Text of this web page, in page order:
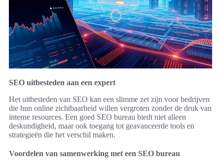
SEO uitbesteden aan een expert
Het uitbesteden van SEO kan een slimme zet zijn voor bedrijven
die hun online zichtbaarheid willen vergroten zonder de druk van
interne resources. Een goed SEO bureau biedt niet alleen
deskundigheid, maar ook toegang tot geavanceerde tools en
strategieën die het verschil maken.
Voordelen van samenwerking met een SEO bureau